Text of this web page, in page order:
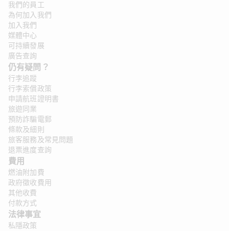
我們的員工
為何加入我們
加入我們
媒體中心
可持續發展
廣告查詢
仍有疑問？
行李追蹤
行李索償政策
申請航班證明書
旅遊同業
預防詐騙電郵
條款及細則
旅客服務及常見問題
退票進度查詢
費用
燃油附加費
政府徵收費用
其他收費
付款方式
法律事宜
私隱政策